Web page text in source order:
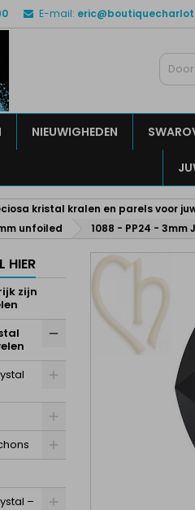
E-mail:
NIEUWIGHEDEN
kristal kralen en parels voor
unfoiled
1088 - PP24 - 3mm
HIER
zijn
–
Mijn
Maak
Maak
U moet